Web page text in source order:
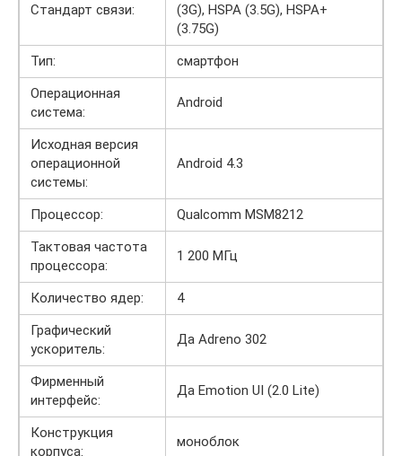
Стандарт связи:
(3G), HSPA (3.5G), HSPA+
(3.75G)
Тип:
смартфон
Операционная
система:
Android
Исходная версия
операционной
системы:
Android 4.3
Процессор:
Qualcomm MSM8212
Тактовая частота
процессора:
1 200 МГц
Количество ядер:
4
Графический
ускоритель:
Да Adreno 302
Фирменный
интерфейс:
Да Emotion UI (2.0 Lite)
Конструкция
корпуса:
моноблок